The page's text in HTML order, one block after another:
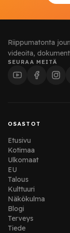
Riippumatonta
videoita,
SEURAA MEITÄ
OSASTOT
Etusivu
Kotimaa
Ulkomaat
EU
Talous
Kulttuuri
Näkökulma
Blogi
Terveys
Tiede